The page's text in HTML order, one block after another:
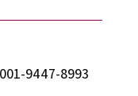
9447-8993